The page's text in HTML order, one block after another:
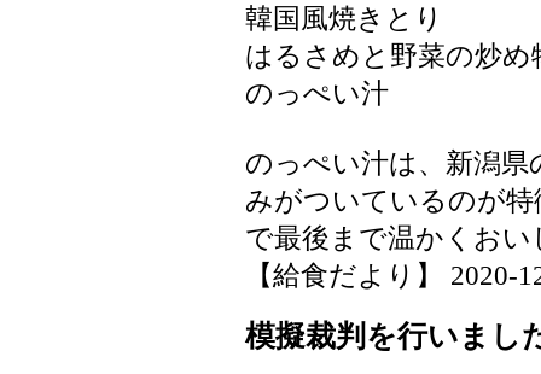
韓国風焼きとり
はるさめと野菜の炒め
のっぺい汁
のっぺい汁は、新潟
みがついているのが
で最後まで温かくお
【給食だより】 2020-
模擬裁判を行いまし